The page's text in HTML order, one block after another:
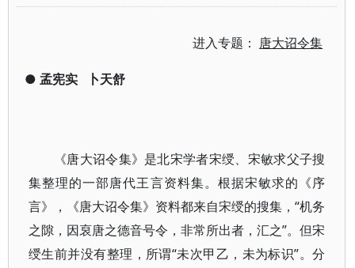
进入专题： 唐大诏令集
● 孟宪实 卜天舒
《唐大诏令集》是北宋学者宋绶、宋敏求父子搜
集整理的一部唐代王言资料集。根据宋敏求的《序
言》，《唐大诏令集》资料都来自宋绶的搜集，“机务
之隙，因裒唐之德音号令，非常所出者，汇之”。但宋
绶生前并没有整理，所谓“未次甲乙，未为标识”。分